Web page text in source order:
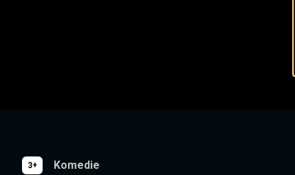
3+ Komedie